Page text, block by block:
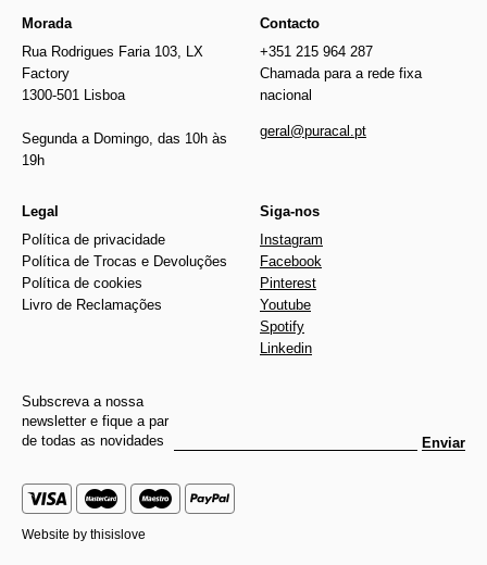
Morada
Rua Rodrigues Faria 103, LX
Factory
1300-501 Lisboa
Segunda a Domingo, das 10h às
19h
Contacto
+351 215 964 287
Chamada para a rede fixa
nacional
geral@puracal.pt
Legal
Política de privacidade
Política de Trocas e Devoluções
Política de cookies
Livro de Reclamações
Siga-nos
Instagram
Facebook
Pinterest
Youtube
Spotify
Linkedin
Subscreva a nossa
newsletter e fique a par
de todas as novidades
Enviar
Website by thisislove